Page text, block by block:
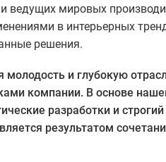
ведущих мировых
в интерьерных
решения.
молодость и глубокую
компании. В основе
разработки и
результатом